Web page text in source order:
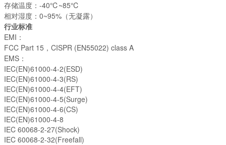
存储温度：-40℃~85℃
相对湿度：0~95%（无凝露）
行业标准
EMI：
FCC Part 15，CISPR (EN55022) class A
EMS：
IEC(EN)61000-4-2(ESD)
IEC(EN)61000-4-3(RS)
IEC(EN)61000-4-4(EFT)
IEC(EN)61000-4-5(Surge)
IEC(EN)61000-4-6(CS)
IEC(EN)61000-4-8
IEC 60068-2-27(Shock)
IEC 60068-2-32(Freefall)